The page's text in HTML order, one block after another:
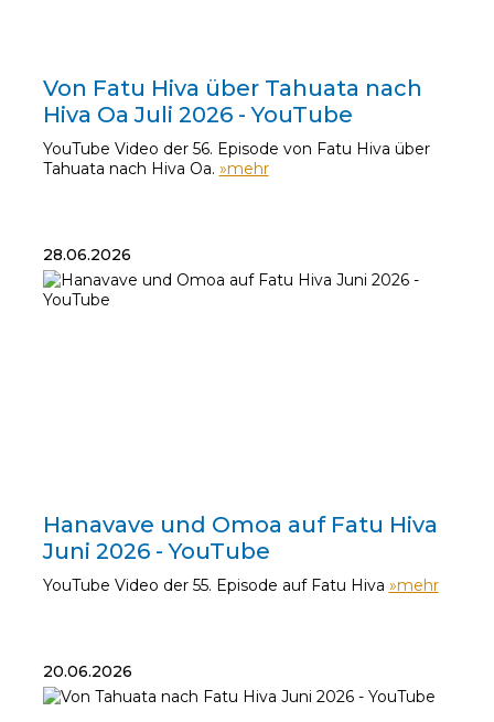
Von Fatu Hiva über Tahuata nach
Hiva Oa Juli 2026 - YouTube
YouTube Video der 56. Episode von Fatu Hiva über
Tahuata nach Hiva Oa. »mehr
28.06.2026
Hanavave und Omoa auf Fatu Hiva
Juni 2026 - YouTube
YouTube Video der 55. Episode auf Fatu Hiva »mehr
20.06.2026